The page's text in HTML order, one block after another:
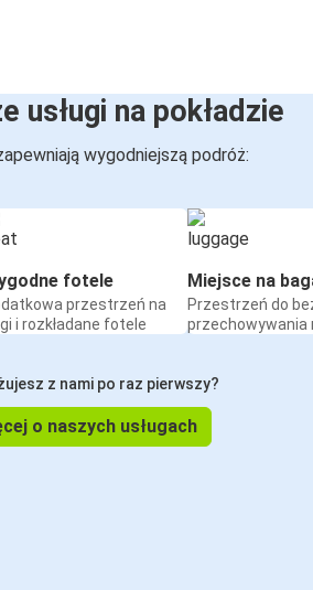
usługi na pokładzie
wygodniejszą podróż:
fotele
przestrzeń na
i rozkładane fotele
Miejsce na
Przestrzeń do
przechowywania
z nami po raz pierwszy?
o naszych usługach